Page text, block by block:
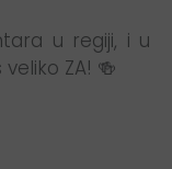
u regiji, i u
ZA! 🍻